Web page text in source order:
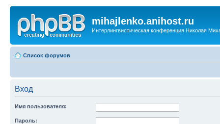
mihajlenko.anihost.ru
Интерлингвистическая конференция Николая
Список форумов
Вход
Имя пользователя:
Пароль: